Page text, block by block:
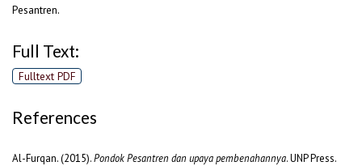
Pesantren.
Full Text:
Fulltext PDF
References
Al-Furqan. (2015).Pondok Pesantren dan upaya pembenahannya. UNP Press.